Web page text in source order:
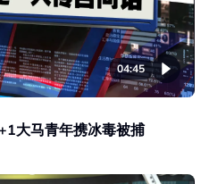
04:45
大马青年携冰毒被捕